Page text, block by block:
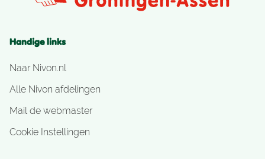
Handige links
Naar Nivon.nl
Alle Nivon afdelingen
Mail de webmaster
Cookie Instellingen